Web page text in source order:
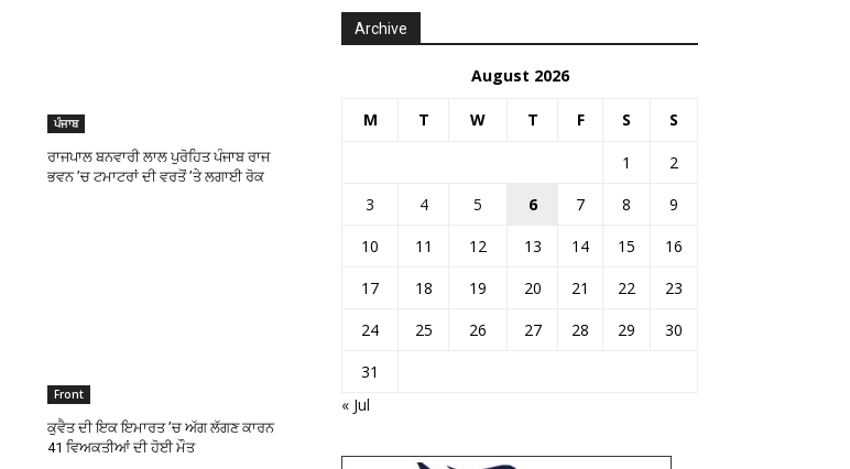
ਪੰਜਾਬ
ਰਾਜਪਾਲ ਬਨਵਾਰੀ ਲਾਲ ਪੁਰੋਹਿਤ ਪੰਜਾਬ ਰਾਜ
ਭਵਨ ’ਚ ਟਮਾਟਰਾਂ ਦੀ ਵਰਤੋਂ ’ਤੇ ਲਗਾਈ ਰੋਕ
Front
ਕੁਵੈਤ ਦੀ ਇਕ ਇਮਾਰਤ ’ਚ ਅੱਗ ਲੱਗਣ ਕਾਰਨ
41 ਵਿਅਕਤੀਆਂ ਦੀ ਹੋਈ ਮੌਤ
Archive
August 2026
M T W T F S S
1
2
3
4 5 6 7 8
9
10
11 12 13 14 15
16
17
18 19 20 21 22
23
24
25 26 27 28 29
30
31
« Jul